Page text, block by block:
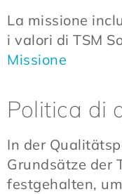
La missione
i valori di TSM
Missione
Politica di
In der
Grundsätze der
festgehalten,